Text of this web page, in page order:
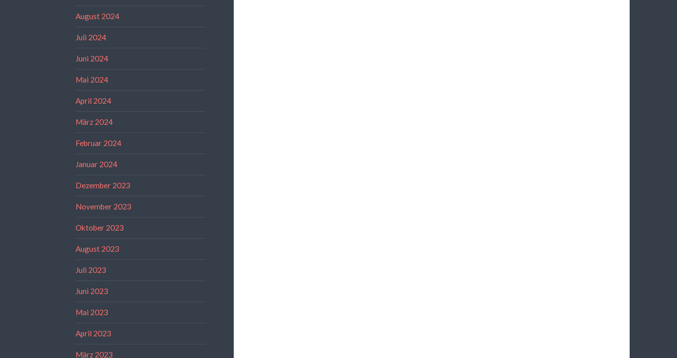
August 2024
Juli 2024
Juni 2024
Mai 2024
April 2024
März 2024
Februar 2024
Januar 2024
Dezember 2023
November 2023
Oktober 2023
August 2023
Juli 2023
Juni 2023
Mai 2023
April 2023
März 2023